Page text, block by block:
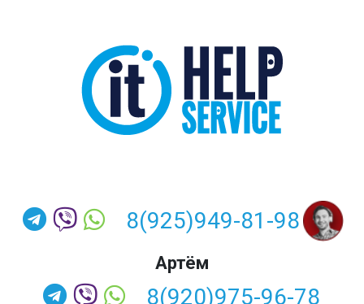
8(925)949-81-98
Артём
8(920)975-96-78